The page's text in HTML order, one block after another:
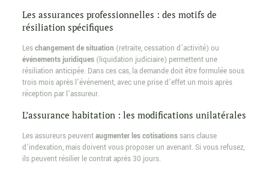
Les assurances professionnelles : des motifs de
résiliation spécifiques
Leschangement de situation (retraite, cessation d’activité) ou
événements juridiques(liquidation judiciaire) permettent une
résiliation anticipée. Dans ces cas, la demande doit être formulée sous
trois mois après l’événement, avec une prise d’effet un mois après
réception par l’assureur.
L’assurance habitation : les modifications unilatérales
Les assureurs peuventaugmenter les cotisationssans clause
d’indexation, mais doivent vous proposer un avenant. Si vous refusez,
ils peuvent résilier le contrat après 30 jours.